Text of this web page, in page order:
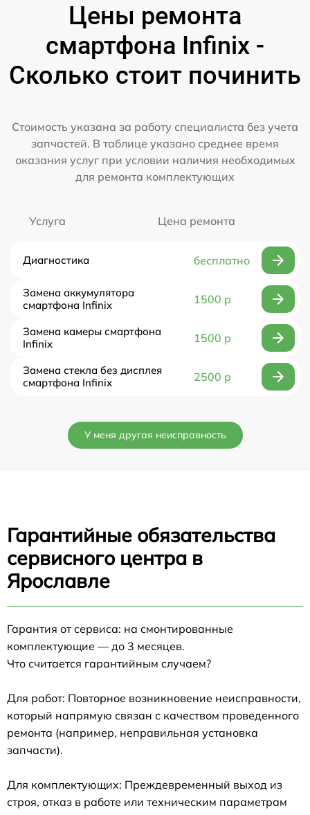
Цены ремонта
смартфона Infinix -
Сколько стоит починить
Стоимость указана за работу специалиста без учета
запчастей. В таблице указано среднее время
оказания услуг при условии наличия необходимых
для ремонта комплектующих
Услуга Цена ремонта
Диагностика бесплатно
Замена аккумулятора
смартфона Infinix
1500 р
Замена камеры смартфона
Infinix
1500 р
Замена стекла без дисплея
смартфона Infinix
2500 р
У меня другая неисправность
Гарантийные обязательства
сервисного центра в
Ярославле
Гарантия от сервиса: на смонтированные
комплектующие — до 3 месяцев.
Что считается гарантийным случаем?
Для работ: Повторное возникновение неисправности,
который напрямую связан с качеством проведенного
ремонта (например, неправильная установка
запчасти).
Для комплектующих: Преждевременный выход из
строя, отказ в работе или техническим параметрам